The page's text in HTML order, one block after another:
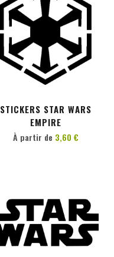
STICKERS STAR WARS
EMPIRE
PERSONNALISER
À partir de 3,60 €